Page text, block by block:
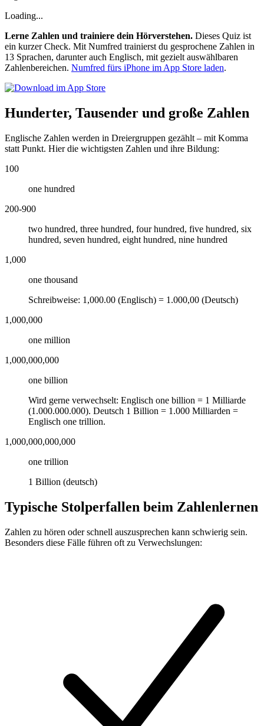
Loading...
Lerne Zahlen und trainiere dein Hörverstehen. Dieses Quiz ist
ein kurzer Check. Mit Numfred trainierst du gesprochene Zahlen in
13 Sprachen, darunter auch Englisch, mit gezielt auswählbaren
Zahlenbereichen. Numfred fürs iPhone im App Store laden.
Hunderter, Tausender und große Zahlen
Englische Zahlen werden in Dreiergruppen gezählt – mit Komma
statt Punkt. Hier die wichtigsten Zahlen und ihre Bildung:
100
one hundred
200-900
two hundred, three hundred, four hundred, five hundred, six
hundred, seven hundred, eight hundred, nine hundred
1,000
one thousand
Schreibweise: 1,000.00 (Englisch) = 1.000,00 (Deutsch)
1,000,000
one million
1,000,000,000
one billion
Wird gerne verwechselt: Englisch one billion = 1 Milliarde
(1.000.000.000). Deutsch 1 Billion = 1.000 Milliarden =
Englisch one trillion.
1,000,000,000,000
one trillion
1 Billion (deutsch)
Typische Stolperfallen beim Zahlenlernen
Zahlen zu hören oder schnell auszusprechen kann schwierig sein.
Besonders diese Fälle führen oft zu Verwechslungen: